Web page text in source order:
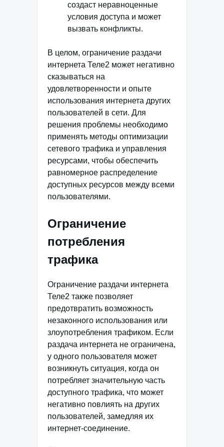
создаст неравноценные
условия доступа и может
вызвать конфликты.
В целом, ограничение раздачи
интернета Теле2 может негативно
сказываться на
удовлетворенности и опыте
использования интернета других
пользователей в сети. Для
решения проблемы необходимо
применять методы оптимизации
сетевого трафика и управления
ресурсами, чтобы обеспечить
равномерное распределение
доступных ресурсов между всеми
пользователями.
Ограничение
потребления
трафика
Ограничение раздачи интернета
Теле2 также позволяет
предотвратить возможность
незаконного использования или
злоупотребления трафиком. Если
раздача интернета не ограничена,
у одного пользователя может
возникнуть ситуация, когда он
потребляет значительную часть
доступного трафика, что может
негативно повлиять на других
пользователей, замедляя их
интернет-соединение.